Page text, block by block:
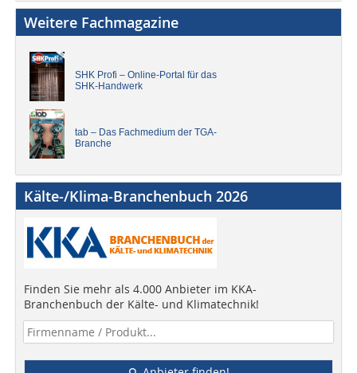
Weitere Fachmagazine
SHK Profi – Online-Portal für das
SHK-Handwerk
tab – Das Fachmedium der TGA-
Branche
Kälte-/Klima-Branchenbuch 2026
Finden Sie mehr als 4.000 Anbieter im KKA-
Branchenbuch der Kälte- und Klimatechnik!